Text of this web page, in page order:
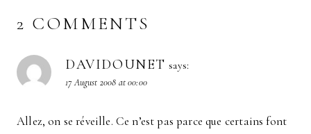
2 COMMENTS
DAVIDOUNET says:
17 August 2008 at 00:00
Allez, on se réveille. Ce n’est pas parce que certains font